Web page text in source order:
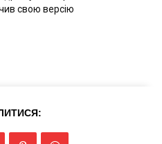
свою версію